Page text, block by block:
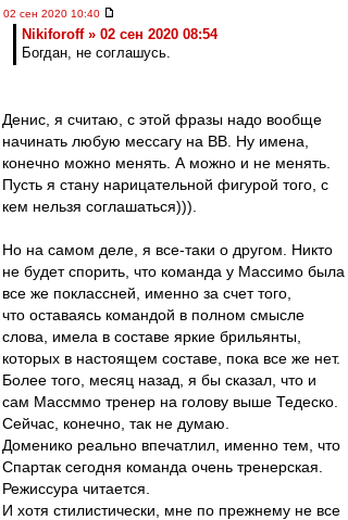
02 сен 2020 10:40
Nikiforoff » 02 сен 2020 08:54
Богдан, не соглашусь.
Денис, я считаю, с этой фразы надо вообще
начинать любую мессагу на ВВ. Ну имена,
конечно можно менять. А можно и не менять.
Пусть я стану нарицательной фигурой того, с
кем нельзя соглашаться))).
Но на самом деле, я все-таки о другом. Никто
не будет спорить, что команда у Массимо была
все же поклассней, именно за счет того,
что оставаясь командой в полном смысле
слова, имела в составе яркие брильянты,
которых в настоящем составе, пока все же нет.
Более того, месяц назад, я бы сказал, что и
сам Массммо тренер на голову выше Тедеско.
Сейчас, конечно, так не думаю.
Доменико реально впечатлил, именно тем, что
Спартак сегодня команда очень тренерская.
Режиссура читается.
И хотя стилистически, мне по прежнему не все